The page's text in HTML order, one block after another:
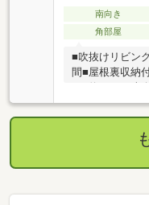
南向き
角部屋
■吹抜けリビン
間■屋根裏収納
住まい